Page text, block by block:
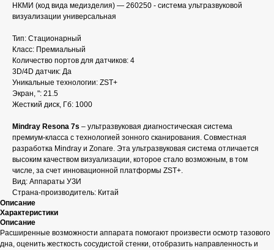
НКМИ (код вида медизделия) — 260250 - система ультразвуковой
визуализации универсальная
Тип: Стационарный
Класс: Премиальный
Количество портов для датчиков: 4
3D/4D датчик: Да
Уникальные технологии: ZST+
Экран, ": 21.5
Жесткий диск, Гб: 1000
Mindray Resona 7s – ультразвуковая диагностическая система
премиум-класса с технологией зонного сканирования. Совместная
разработка Mindray и Zonare. Эта ультразвуковая система отличается
высоким качеством визуализации, которое стало возможным, в том
числе, за счет инновационной платформы ZST+.
Вид: Аппараты УЗИ
Страна-производитель: Китай
Описание
Характеристики
Описание
Расширенные возможности аппарата помогают произвести осмотр тазового
дна, оценить жесткость сосудистой стенки, отобразить направленность и